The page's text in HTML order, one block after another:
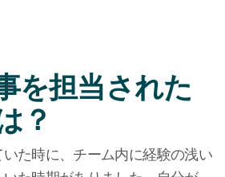
を担当された
？
た時に、チーム内に経験の浅い